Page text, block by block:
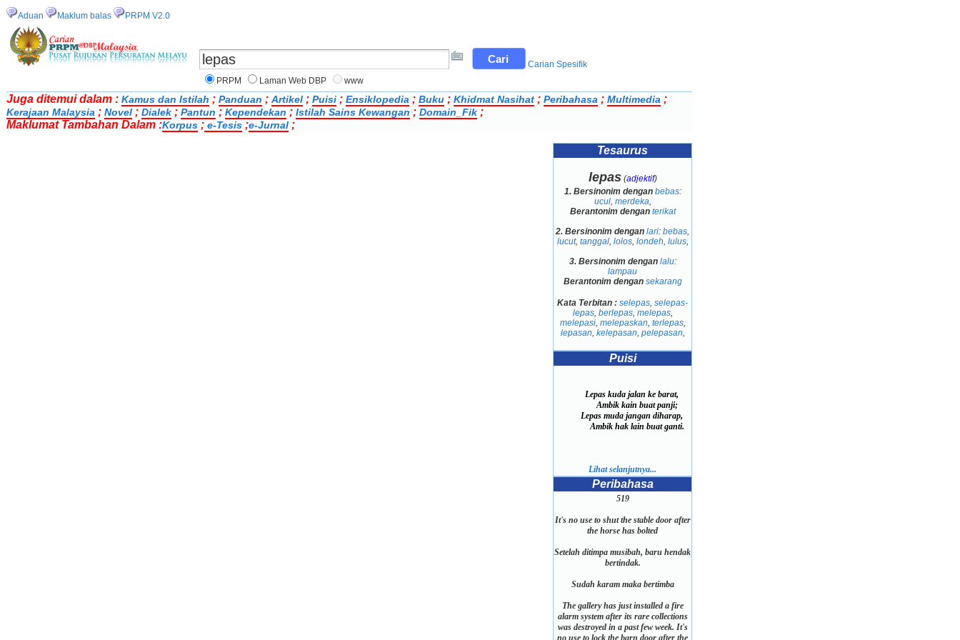
Aduan Maklum balas PRPM V2.0
Carian Spesifik
PRPM
Laman Web DBP www
Juga ditemui dalam : Kamus dan Istilah ; Panduan ; Artikel ; Puisi ; Ensiklopedia ; Buku ; Khidmat Nasihat ; Peribahasa ; Multimedia ;
Kerajaan Malaysia ; Novel ; Dialek ; Pantun ; Kependekan ; Istilah Sains Kewangan ; Domain_Fik ;
Maklumat Tambahan Dalam :Korpus ; e-Tesis ;e-Jurnal ;
Tesaurus
lepas(adjektif)
1. Bersinonim dengan bebas:
ucul, merdeka,
Berantonim dengan terikat
2. Bersinonim dengan lari: bebas,
lucut, tanggal, lolos, londeh, lulus,
3. Bersinonim dengan lalu:
lampau
Berantonim dengan sekarang
Kata Terbitan : selepas, selepas-
lepas, berlepas, melepas,
melepasi, melepaskan, terlepas,
lepasan, kelepasan, pelepasan,
Puisi
Lepas kuda jalan ke barat,
Ambik kain buat panji;
Lepas muda jangan diharap,
Ambik hak lain buat ganti.
Lihat selanjutnya...
Peribahasa
519
It's no use to shut the stable door after
the horse has bolted
Setelah ditimpa musibah, baru hendak
bertindak.
Sudah karam maka bertimba
The gallery has just installed a fire
alarm system after its rare collections
was destroyed in a past few week. It's
no use to lock the barn door after the